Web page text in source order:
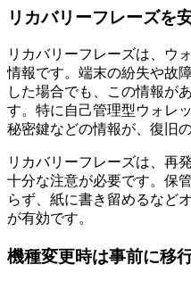
リカバリーフレーズを
リカバリーフレーズは、ウ
情報です。端末の紛失や故
した場合でも、この情報が
す。特に自己管理型ウォレ
秘密鍵などの情報が、復旧
リカバリーフレーズは、再
十分な注意が必要です。保
らず、紙に書き留めるなど
が有効です。
機種変更時は事前に移